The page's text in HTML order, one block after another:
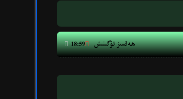
 18:59 ھەقسىز ئۈگىنىش